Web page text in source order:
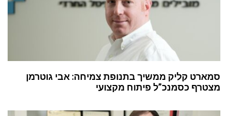
סמארט קליק ממשיך בתנופת צמיחה: אבי גוטרמן
מצטרף כסמנכ”ל פיתוח מקצועי